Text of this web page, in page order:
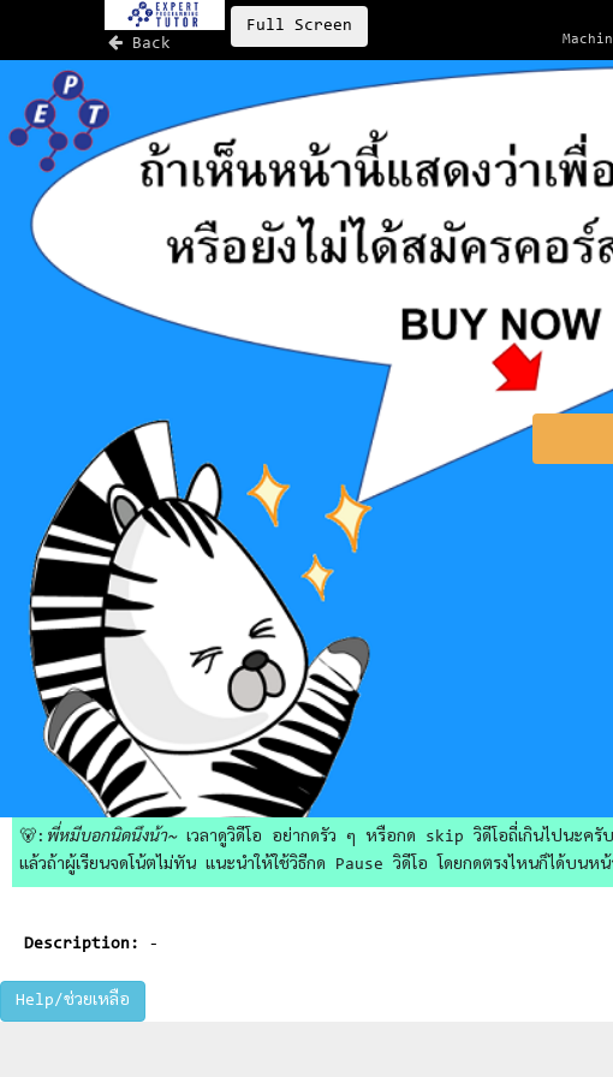
Back
Full Screen
🐻: พี่หมีบอกนิดนึงน้า~เวลาดูวิดีโอ อย่ากดรัว ๆ หรือกด skip วิดีโอถี่เกินไปนะครั
แล้วถ้าผู้เรียนจดโน้ตไม่ทัน แนะนำให้ใช้วิธีกด Pause วิดีโอ โดยกดตรงไหนก็ได้บนห
Description: -
Help/ช่วยเหลือ